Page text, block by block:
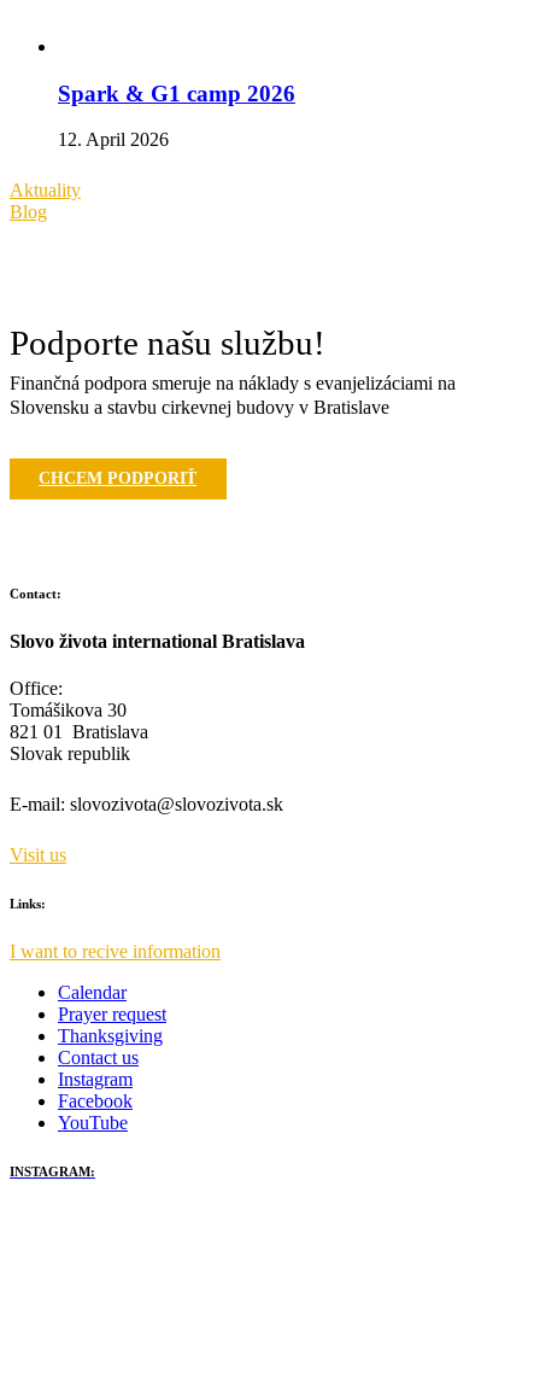
Spark & G1 camp 2026
12. April 2026
Aktuality
Blog
Podporte našu službu!
Finančná podpora smeruje na náklady s evanjelizáciami na
Slovensku a stavbu cirkevnej budovy v Bratislave
CHCEM PODPORIŤ
Contact:
Slovo života international Bratislava
Office:
Tomášikova 30
821 01 Bratislava
Slovak republik
E-mail: slovozivota@slovozivota.sk
Visit us
Links:
I want to recive information
Calendar
Prayer request
Thanksgiving
Contact us
Instagram
Facebook
YouTube
INSTAGRAM: